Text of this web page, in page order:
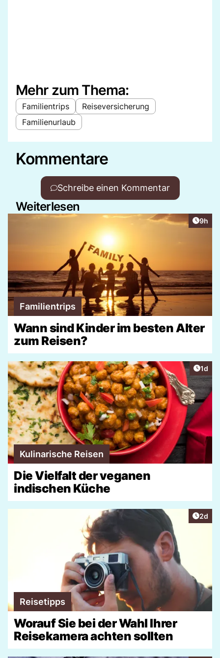
Mehr zum Thema:
Familientrips
Reiseversicherung
Familienurlaub
Kommentare
Schreibe einen Kommentar
Weiterlesen
9h
Familientrips
Wann sind Kinder im besten Alter
zum Reisen?
1d
Kulinarische Reisen
Die Vielfalt der veganen
indischen Küche
2d
Reisetipps
Worauf Sie bei der Wahl Ihrer
Reisekamera achten sollten